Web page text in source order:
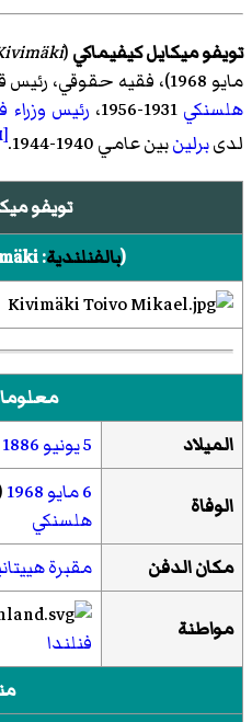
تويفو ميكايل كيفيماكي(
مايو 1968)، فقيه حقوقي، رئيس قسم
هلسنكي 1931-1956، رئيس وزراء
لدىبرلينبين عامي 1940-1944. [1]
تويفو
(بالفنلندية:
الميلاد
5 يونيو 1886
الوفاة 6 مايو 1968
هلسنكي
مكان الدفن
مقبرة
مواطنة
فنلندا